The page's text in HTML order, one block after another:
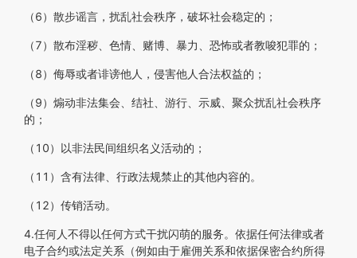
（6）散步谣言，扰乱社会秩序，破坏社会稳定的；
（7）散布淫秽、色情、赌博、暴力、恐怖或者教唆犯罪的；
（8）侮辱或者诽谤他人，侵害他人合法权益的；
（9）煽动非法集会、结社、游行、示威、聚众扰乱社会秩序
的；
（10）以非法民间组织名义活动的；
（11）含有法律、行政法规禁止的其他内容的。
（12）传销活动。
4.任何人不得以任何方式干扰闪萌的服务。依据任何法律或者
电子合约或法定关系（例如由于雇佣关系和依据保密合约所得